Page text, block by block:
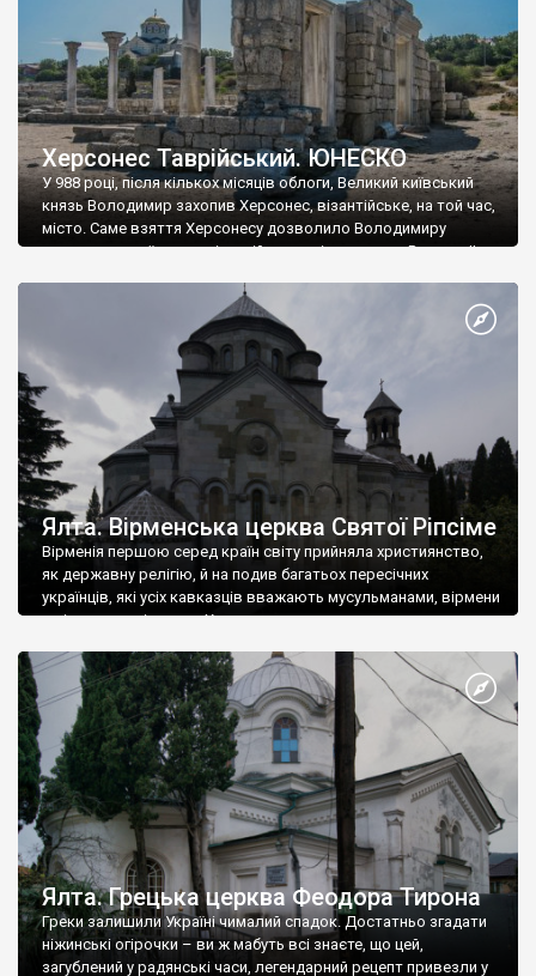
Херсонес Таврійський. ЮНЕСКО
У 988 році, після кількох місяців облоги, Великий київський
князь Володимир захопив Херсонес, візантійське, на той час,
місто. Саме взяття Херсонесу дозволило Володимиру
диктувати свої умови візантійському імператору Василю ІІ, та
Херсонесі Володимир-язичник, став Василем-християнином.
А потім було Хрещення Русі. На честь Херсонесу Таврійського
Ялта. Вірменська церква Святої Ріпсіме
Вірменія першою серед країн світу прийняла християнство,
як державну релігію, й на подив багатьох пересічних
українців, які усіх кавказців вважають мусульманами, вірмени
є відданими вірянами Христа
Ялта. Грецька церква Феодора Тирона
Греки залишили Україні чималий спадок. Достатньо згадати
ніжинські огірочки – ви ж мабуть всі знаєте, що цей,
загублений у радянські часи, легендарний рецепт привезли у